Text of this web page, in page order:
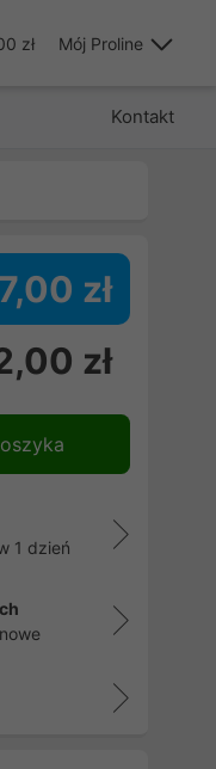
zł Mój Proline
Kontakt
zł
zł
1 dzień